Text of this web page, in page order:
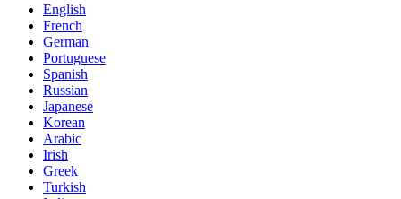
English
French
German
Portuguese
Spanish
Russian
Japanese
Korean
Arabic
Irish
Greek
Turkish